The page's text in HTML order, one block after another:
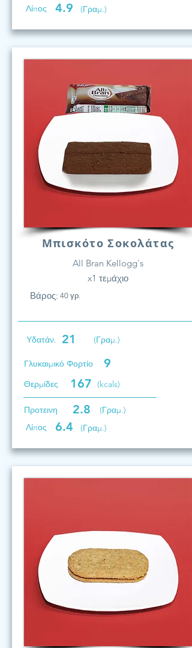
Λίπος
4.9 (Γραμ.)
Μπισκότο Σοκολάτας
All Bran Kellogg's
x1 τεμάχιο
Βάρος: 40 γρ.
Υδατάν. 21 (Γραμ.)
Γλυκαιμικό Φορτίο 9
Θερμίδες 167 (kcals)
Προτεινη 2.8
(Γραμ.)
Λίπος
6.4 (Γραμ.)